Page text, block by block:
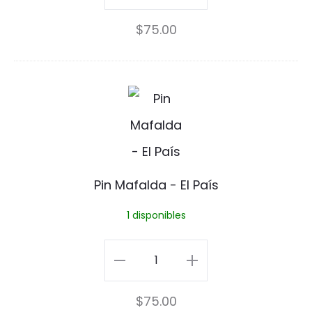
a
P
a
Paz
cantidad
$75.00
P
i
n
f
l
d
Pin Mafalda - El País
1 disponibles
Pin
Mafalda
$75.00